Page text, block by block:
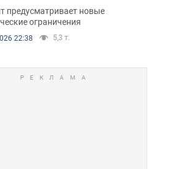
предусматривает новые
ограничения
22:38 5,3 т.